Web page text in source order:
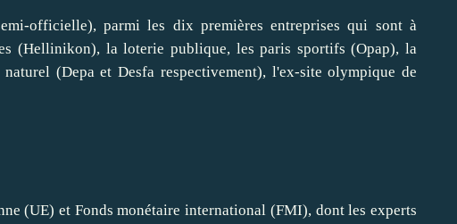
officielle), parmi les dix premières entreprises qui sont à
(Hellinikon), la loterie publique, les paris sportifs (Opap), la
(Depa et Desfa respectivement), l'ex-site olympique de
(UE) et Fonds monétaireinternational (FMI), dont les experts